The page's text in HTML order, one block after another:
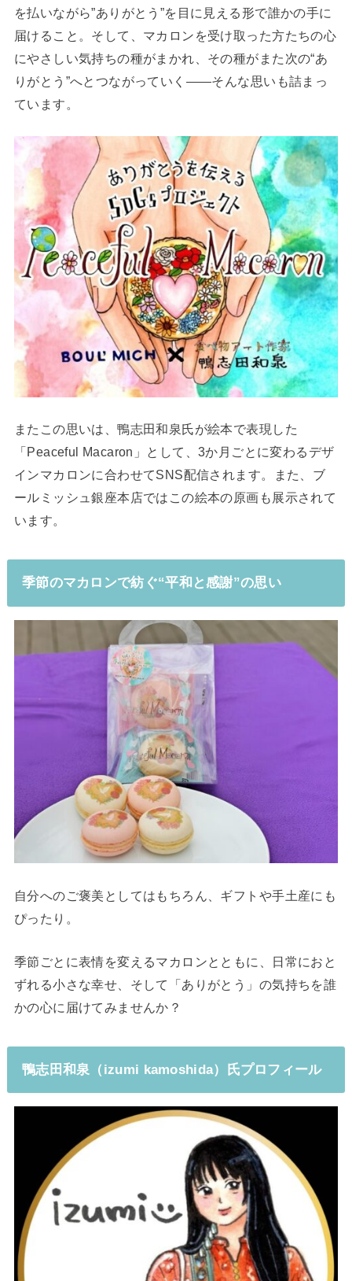
を払いながら”ありがとう”を目に見える形で誰かの手に
届けること。そして、マカロンを受け取った方たちの心
にやさしい気持ちの種がまかれ、その種がまた次の“あ
りがとう”へとつながっていく――そんな思いも詰まっ
ています。
またこの思いは、鴨志田和泉氏が絵本で表現した
「Peaceful Macaron」として、3か月ごとに変わるデザ
インマカロンに合わせてSNS配信されます。また、ブ
ールミッシュ銀座本店ではこの絵本の原画も展示されて
います。
季節のマカロンで紡ぐ“平和と感謝”の思い
自分へのご褒美としてはもちろん、ギフトや手土産にも
ぴったり。
季節ごとに表情を変えるマカロンとともに、日常におと
ずれる小さな幸せ、そして「ありがとう」の気持ちを誰
かの心に届けてみませんか？
鴨志田和泉（izumi kamoshida）氏プロフィール